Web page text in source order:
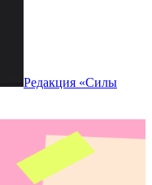
Редакция «Силы